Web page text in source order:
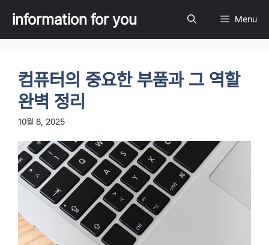
content
information for you Menu
컴퓨터의 중요한 부품과 그 역할
완벽 정리
10월 8, 2025